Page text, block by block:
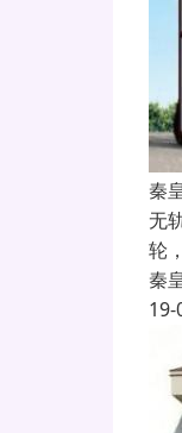
秦
无
轮
秦
19-